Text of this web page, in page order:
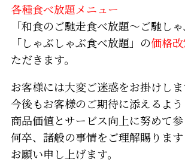
各種食べ放題メニュー
「和食のご馳走食べ放題～ご馳しゃ
「しゃぶしゃぶ食べ放題」の価格
ただきます。
お客様には大変ご迷惑をお掛けしま
今後もお客様のご期待に添えるよう
商品価値とサービス向上に努めて参
何卒、諸般の事情をご理解賜ります
お願い申し上げます。